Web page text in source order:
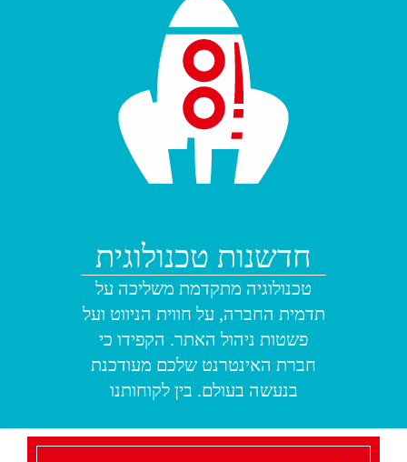
חדשנות טכנולוגית
טכנולוגיה מתקדמת משליכה על
תדמית החברה, על חווית הניווט ועל
פשטות ניהול האתר. הקפידו כי
חברת האינטרנט שלכם מעודכנת
בנעשה בעולם. בין לקוחותנו